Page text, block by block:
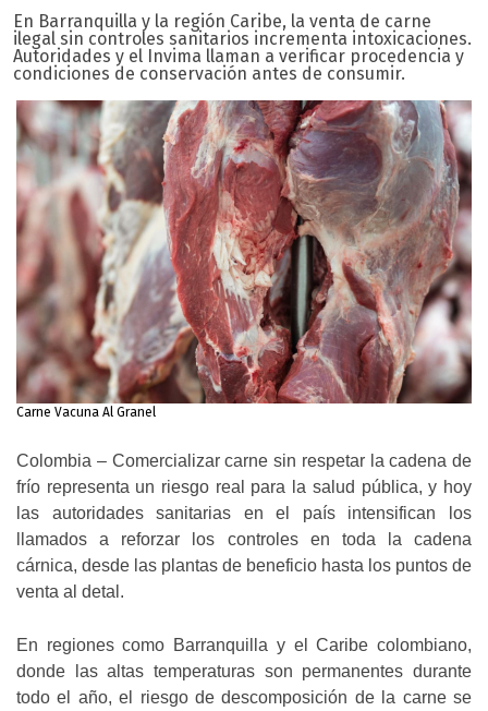
En Barranquilla y la región Caribe, la venta de carne
ilegal sin controles sanitarios incrementa intoxicaciones.
Autoridades y el Invima llaman a verificar procedencia y
condiciones de conservación antes de consumir.
Carne Vacuna Al Granel
Colombia – Comercializar carne sin respetar la cadena de
frío representa un riesgo real para la salud pública, y hoy
las autoridades sanitarias en el país intensifican los
llamados a reforzar los controles en toda la cadena
cárnica, desde las plantas de beneficio hasta los puntos de
venta al detal.
En regiones como Barranquilla y el Caribe colombiano,
donde las altas temperaturas son permanentes durante
todo el año, el riesgo de descomposición de la carne se